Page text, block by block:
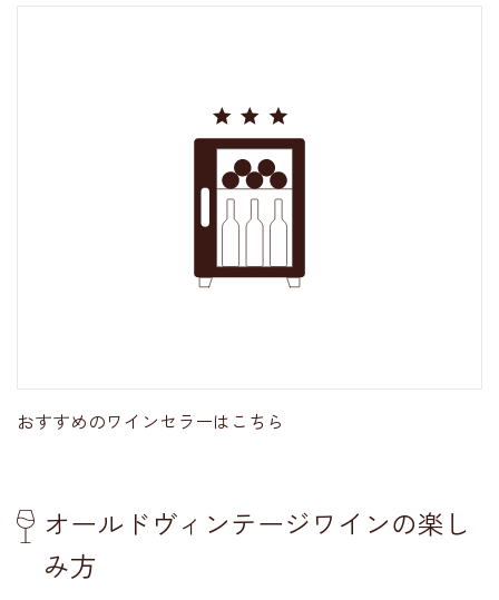
おすすめのワインセラーはこちら
オールドヴィンテージワインの楽し
み方